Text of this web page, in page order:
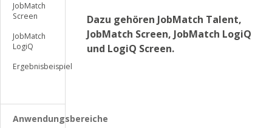
Dazu gehören JobMatch Talent,
JobMatch Screen, JobMatch LogiQ
und LogiQ Screen.
JobMatch
Screen
JobMatch
LogiQ
Ergebnisbeispiel
Anwendungsbereiche